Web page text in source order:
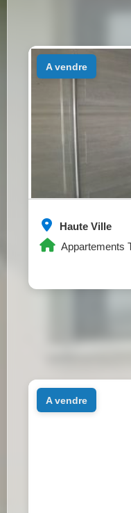
Haute Ville
Appartements
a vendre
a vendre